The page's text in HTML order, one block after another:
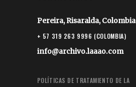
Pereira, Risaralda, Colombia
+ 57 319 263 9996 (COLOMBIA)
info@archivo.laaao.com
POLÍTICAS DE TRATAMIENTO DE LA